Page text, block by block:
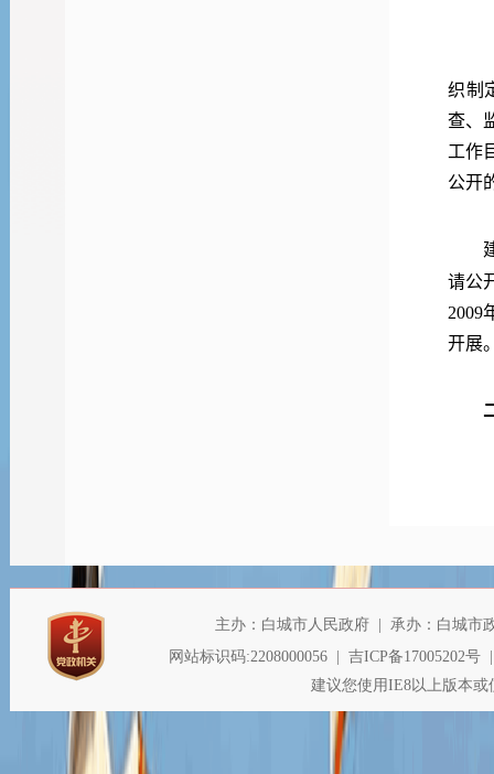
织制
查、
工作
公开
请公
2009
开展
项目
涉及